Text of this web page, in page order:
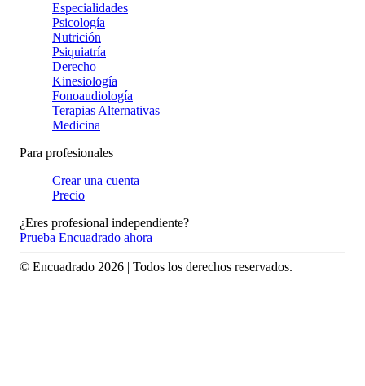
Especialidades
Psicología
Nutrición
Psiquiatría
Derecho
Kinesiología
Fonoaudiología
Terapias Alternativas
Medicina
Para profesionales
Crear una cuenta
Precio
¿Eres profesional independiente?
Prueba Encuadrado ahora
© Encuadrado 2026 | Todos los derechos reservados.